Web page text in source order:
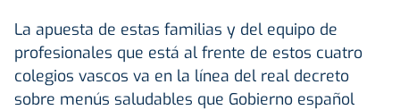
La apuesta de estas familias y del equipo de
profesionales que está al frente de estos cuatro
colegios vascos va en la línea del real decreto
sobre menús saludables que Gobierno español